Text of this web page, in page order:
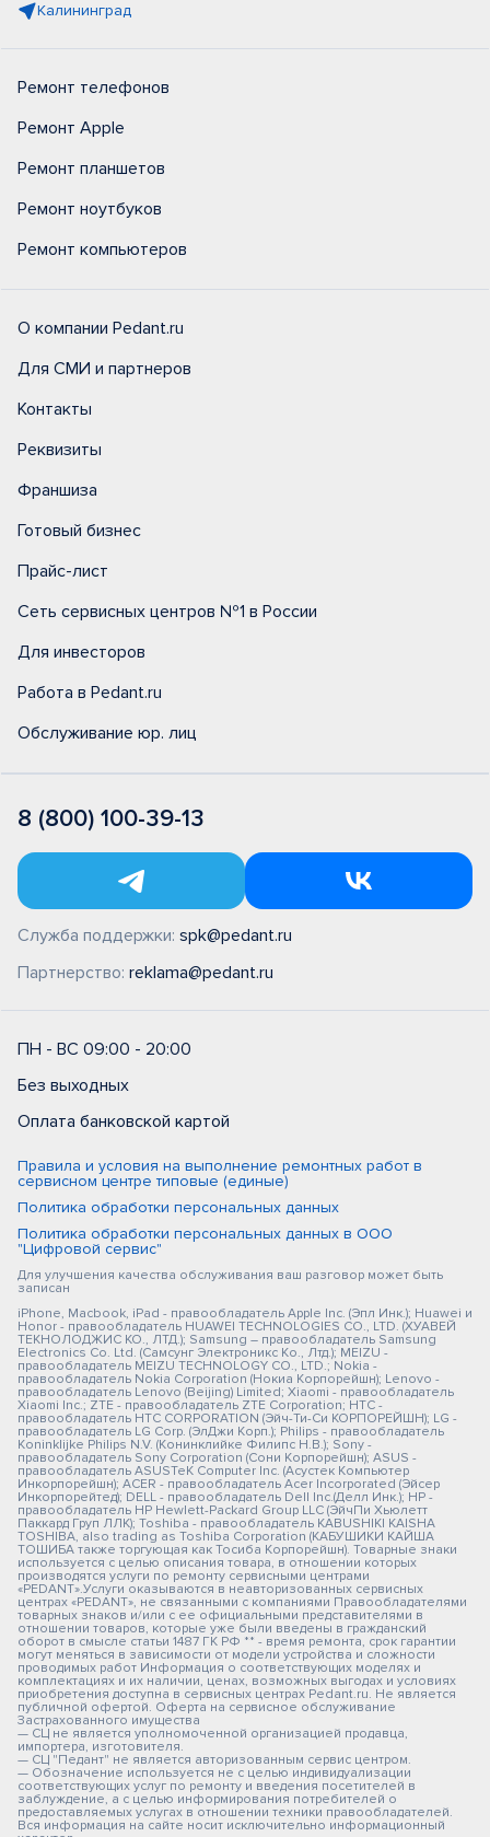
Калининград
Ремонт телефонов
Ремонт Apple
Ремонт планшетов
Ремонт ноутбуков
Ремонт компьютеров
О компании Pedant.ru
Для СМИ и партнеров
Контакты
Реквизиты
Франшиза
Готовый бизнес
Прайс-лист
Сеть сервисных центров №1 в России
Для инвесторов
Работа в Pedant.ru
Обслуживание юр. лиц
8 (800) 100-39-13
Служба поддержки: spk@pedant.ru
Партнерство: reklama@pedant.ru
ПН - ВС 09:00 - 20:00
Без выходных
Оплата банковской картой
Правила и условия на выполнение ремонтных работ в
сервисном центре типовые (единые)
Политика обработки персональных данных
Политика обработки персональных данных в ООО
"Цифровой сервис"
Для улучшения качества обслуживания ваш разговор может быть
записан
iPhone, Macbook, iPad - правообладатель Apple Inc. (Эпл Инк.); Huawei и
Honor - правообладатель HUAWEI TECHNOLOGIES CO., LTD. (ХУАВЕЙ
ТЕКНОЛОДЖИС КО., ЛТД.); Samsung – правообладатель Samsung
Electronics Co. Ltd. (Самсунг Электроникс Ко., Лтд.); MEIZU -
правообладатель MEIZU TECHNOLOGY CO., LTD.; Nokia -
правообладатель Nokia Corporation (Нокиа Корпорейшн); Lenovo -
правообладатель Lenovo (Beijing) Limited; Xiaomi - правообладатель
Xiaomi Inc.; ZTE - правообладатель ZTE Corporation; HTC -
правообладатель HTC CORPORATION (Эйч-Ти-Си КОРПОРЕЙШН); LG -
правообладатель LG Corp. (ЭлДжи Корп.); Philips - правообладатель
Koninklijke Philips N.V. (Конинклийке Филипс Н.В.); Sony -
правообладатель Sony Corporation (Сони Корпорейшн); ASUS -
правообладатель ASUSTeK Computer Inc. (Асустек Компьютер
Инкорпорейшн); ACER - правообладатель Acer Incorporated (Эйсер
Инкорпорейтед); DELL - правообладатель Dell Inc.(Делл Инк.); HP -
правообладатель HP Hewlett-Packard Group LLC (ЭйчПи Хьюлетт
Паккард Груп ЛЛК); Toshiba - правообладатель KABUSHIKI KAISHA
TOSHIBA, also trading as Toshiba Corporation (КАБУШИКИ КАЙША
ТОШИБА также торгующая как Тосиба Корпорейшн). Товарные знаки
используется с целью описания товара, в отношении которых
производятся услуги по ремонту сервисными центрами
«PEDANT».Услуги оказываются в неавторизованных сервисных
центрах «PEDANT», не связанными с компаниями Правообладателями
товарных знаков и/или с ее официальными представителями в
отношении товаров, которые уже были введены в гражданский
оборот в смысле статьи 1487 ГК РФ ** - время ремонта, срок гарантии
могут меняться в зависимости от модели устройства и сложности
проводимых работ Информация о соответствующих моделях и
комплектациях и их наличии, ценах, возможных выгодах и условиях
приобретения доступна в сервисных центрах Pedant.ru. Не является
публичной офертой. Оферта на сервисное обслуживание
Застрахованного имущества
— СЦ не является уполномоченной организацией продавца,
импортера, изготовителя.
— СЦ "Педант" не является авторизованным сервис центром.
— Обозначение используется не с целью индивидуализации
соответствующих услуг по ремонту и введения посетителей в
заблуждение, а с целью информирования потребителей о
предоставляемых услугах в отношении техники правообладателей.
Вся информация на сайте носит исключительно информационный